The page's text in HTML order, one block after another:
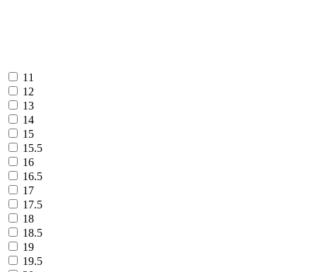
11
12
13
14
15
15.5
16
16.5
17
17.5
18
18.5
19
19.5